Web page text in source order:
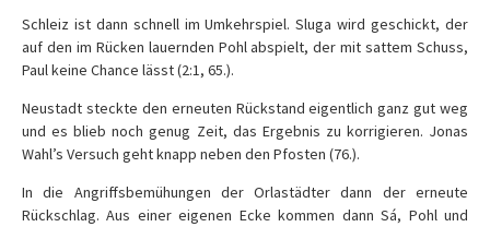
Schleiz ist dann schnell im Umkehrspiel. Sluga wird geschickt, der
auf den im Rücken lauernden Pohl abspielt, der mit sattem Schuss,
Paul keine Chance lässt (2:1, 65.).
Neustadt steckte den erneuten Rückstand eigentlich ganz gut weg
und es blieb noch genug Zeit, das Ergebnis zu korrigieren. Jonas
Wahl’s Versuch geht knapp neben den Pfosten (76.).
In die Angriffsbemühungen der Orlastädter dann der erneute
Rückschlag. Aus einer eigenen Ecke kommen dann Sá, Pohl und